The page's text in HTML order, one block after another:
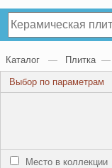
Каталог — Плитка —
Выбор по параметрам
Место в коллекции